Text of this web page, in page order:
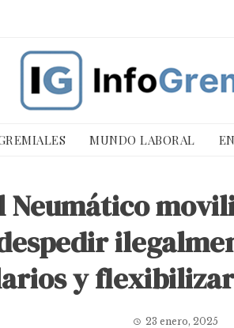
MUNDO LABORAL
Neumático
y
23 enero, 2025